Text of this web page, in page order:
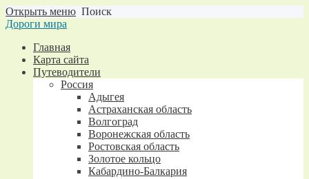
Открыть меню Поиск
Дороги мира
Главная
Карта сайта
Путеводители
Россия
Адыгея
Астраханская область
Волгоград
Воронежская область
Ростовская область
Золотое кольцо
Кабардино-Балкария